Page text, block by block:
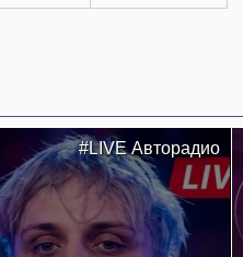
#LIVE Авторадио